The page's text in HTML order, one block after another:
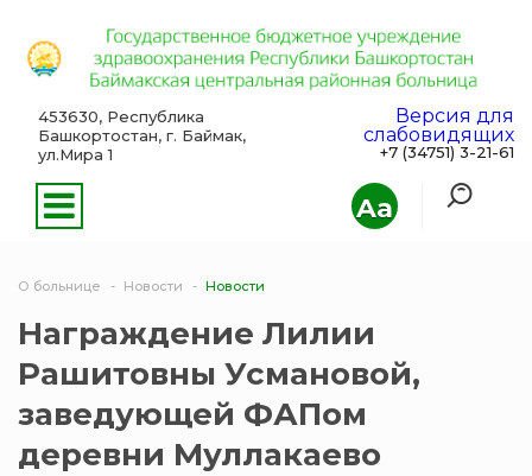
Aa
453630, Республика
Башкортостан, г. Баймак,
ул.Мира 1
Версия для
слабовидящих
+7 (34751) 3-21-61
О больнице Новости Новости
Награждение Лилии
Рашитовны Усмановой,
заведующей ФАПом
деревни Муллакаево